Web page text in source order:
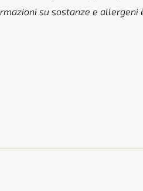
su sostanze e allergeni